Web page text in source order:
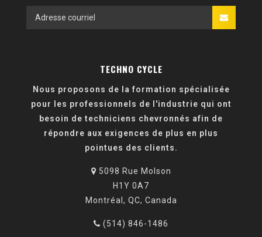
TECHNO CYCLE
Nous proposons de la formation spécialisée
pour les professionnels de l'industrie qui ont
besoin de techniciens chevronnés afin de
répondre aux exigences de plus en plus
pointues des clients.
5098 Rue Molson
H1Y 0A7
Montréal, QC, Canada
(514) 846-1486